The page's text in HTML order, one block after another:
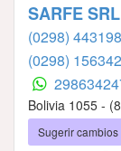
SARFE SRL
(0298)
(0298)
Bolivia 1055 -
Sugerir cambios